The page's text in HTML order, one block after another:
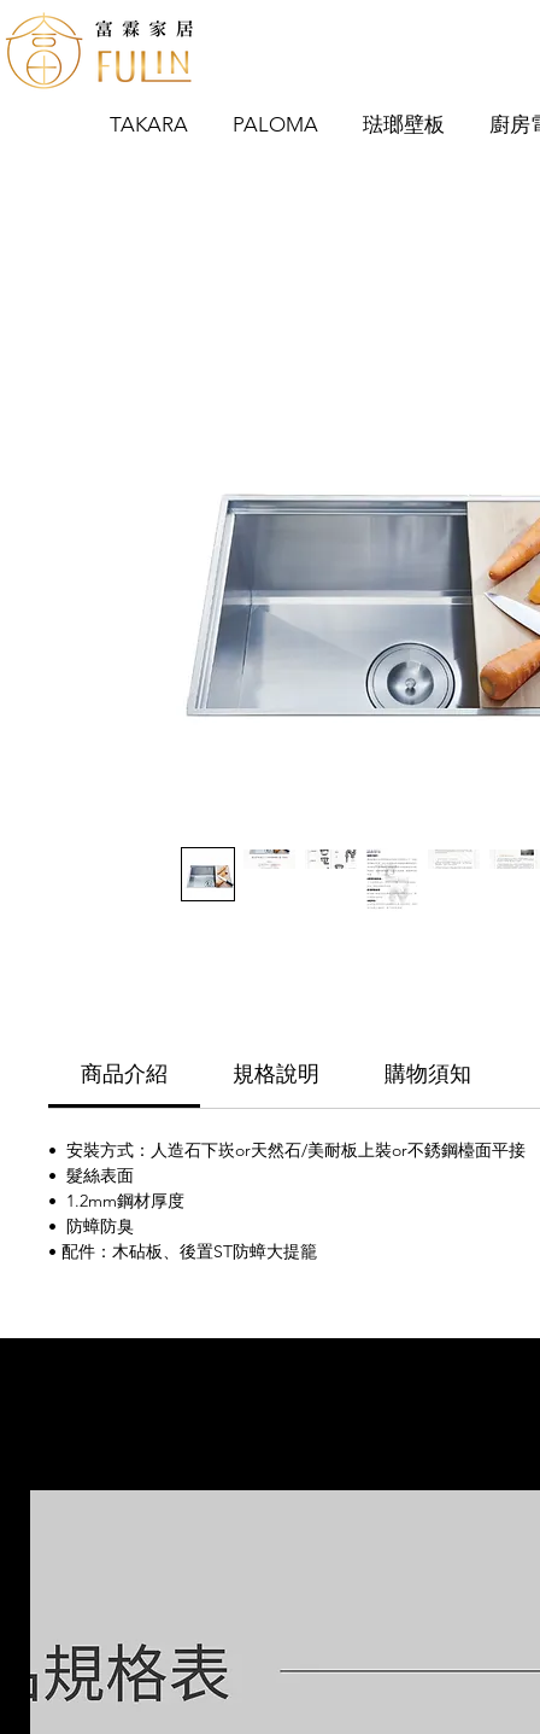
TAKARA PALOMA 琺瑯壁板 廚房
商品介紹 規格說明 購物須知
• 安裝方式：人造石下崁or天然石/美耐板上裝or不銹鋼檯面平接
• 髮絲表面
• 1.2mm鋼材厚度
• 防蟑防臭
• 配件：木砧板、後置ST防蟑大提籠